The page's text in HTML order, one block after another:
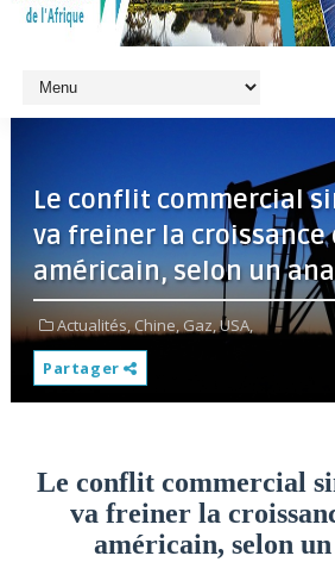
Le conflit commercial
va freiner la croissance
américain, selon un
Actualités,Chine,Gaz,USA,
Partager
Le conflit commercial
va freiner la
américain, selon